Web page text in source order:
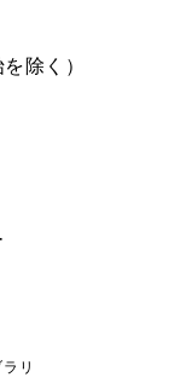
除く）
リ